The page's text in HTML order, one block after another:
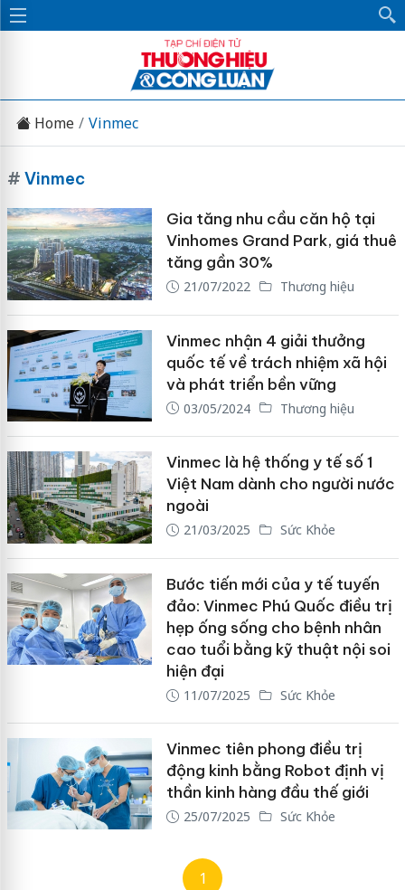
Home Vinmec
# Vinmec
Gia tăng nhu cầu căn hộ tại
Vinhomes Grand Park, giá thuê
tăng gần 30%
21/07/2022 Thương hiệu
Vinmec nhận 4 giải thưởng
quốc tế về trách nhiệm xã hội
và phát triển bền vững
03/05/2024 Thương hiệu
Vinmec là hệ thống y tế số 1
Việt Nam dành cho người nước
ngoài
21/03/2025 Sức Khỏe
Bước tiến mới của y tế tuyến
đảo: Vinmec Phú Quốc điều trị
hẹp ống sống cho bệnh nhân
cao tuổi bằng kỹ thuật nội soi
hiện đại
11/07/2025 Sức Khỏe
Vinmec tiên phong điều trị
động kinh bằng Robot định vị
thần kinh hàng đầu thế giới
25/07/2025 Sức Khỏe
1